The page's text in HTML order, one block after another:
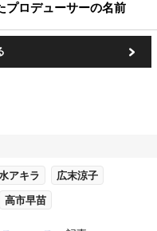
プロデューサーの名前
アキラ 広末涼子
高市早苗